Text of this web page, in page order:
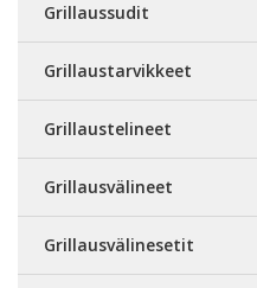
Grillaussudit
Grillaustarvikkeet
Grillaustelineet
Grillausvälineet
Grillausvälinesetit